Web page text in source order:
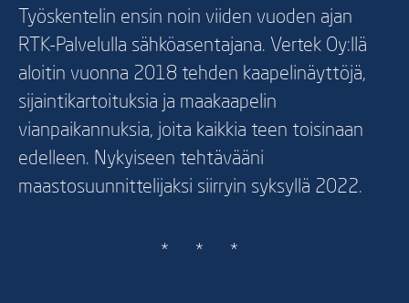
Työskentelin ensin noin viiden vuoden ajan
RTK-Palvelulla sähköasentajana. Vertek Oy:llä
aloitin vuonna 2018 tehden kaapelinäyttöjä,
sijaintikartoituksia ja maakaapelin
vianpaikannuksia, joita kaikkia teen toisinaan
edelleen. Nykyiseen tehtävääni
maastosuunnittelijaksi siirryin syksyllä 2022.
* * *